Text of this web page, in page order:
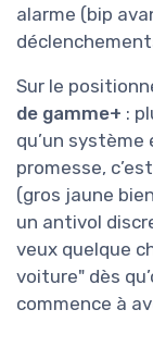
alarme (bip
Sur le
de gamme+ :
qu’un
promesse,
(gros jaune
un antivol
veux quelque
voiture" dès
commence à